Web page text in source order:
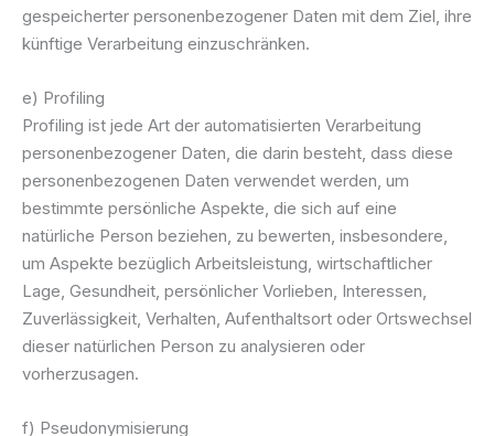
gespeicherter personenbezogener Daten mit dem Ziel, ihre
künftige Verarbeitung einzuschränken.
e) Profiling
Profiling ist jede Art der automatisierten Verarbeitung
personenbezogener Daten, die darin besteht, dass diese
personenbezogenen Daten verwendet werden, um
bestimmte persönliche Aspekte, die sich auf eine
natürliche Person beziehen, zu bewerten, insbesondere,
um Aspekte bezüglich Arbeitsleistung, wirtschaftlicher
Lage, Gesundheit, persönlicher Vorlieben, Interessen,
Zuverlässigkeit, Verhalten, Aufenthaltsort oder Ortswechsel
dieser natürlichen Person zu analysieren oder
vorherzusagen.
f) Pseudonymisierung